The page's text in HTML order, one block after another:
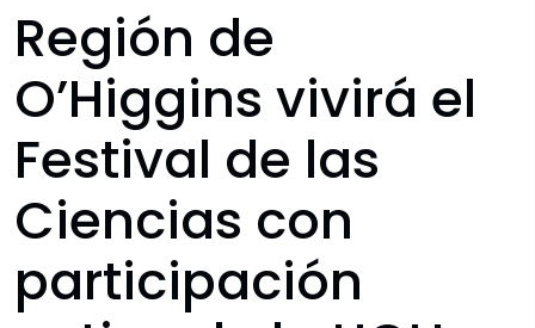
Región de
O’Higgins vivirá el
Festival de las
Ciencias con
participación